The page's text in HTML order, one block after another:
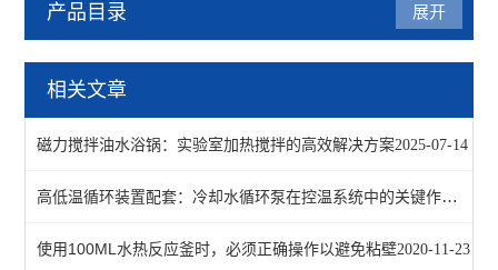
产品目录
旋片式真空泵/油泵
查看全部 >>
展开
相关文章
磁力搅拌油水浴锅：实验室加热搅拌的高效解决方案2025-07-14
高低温循环装置配套：冷却水循环泵在控温系统中的关键作用解析
使用100ML水热反应釜时，必须正确操作以避免粘壁2020-11-23